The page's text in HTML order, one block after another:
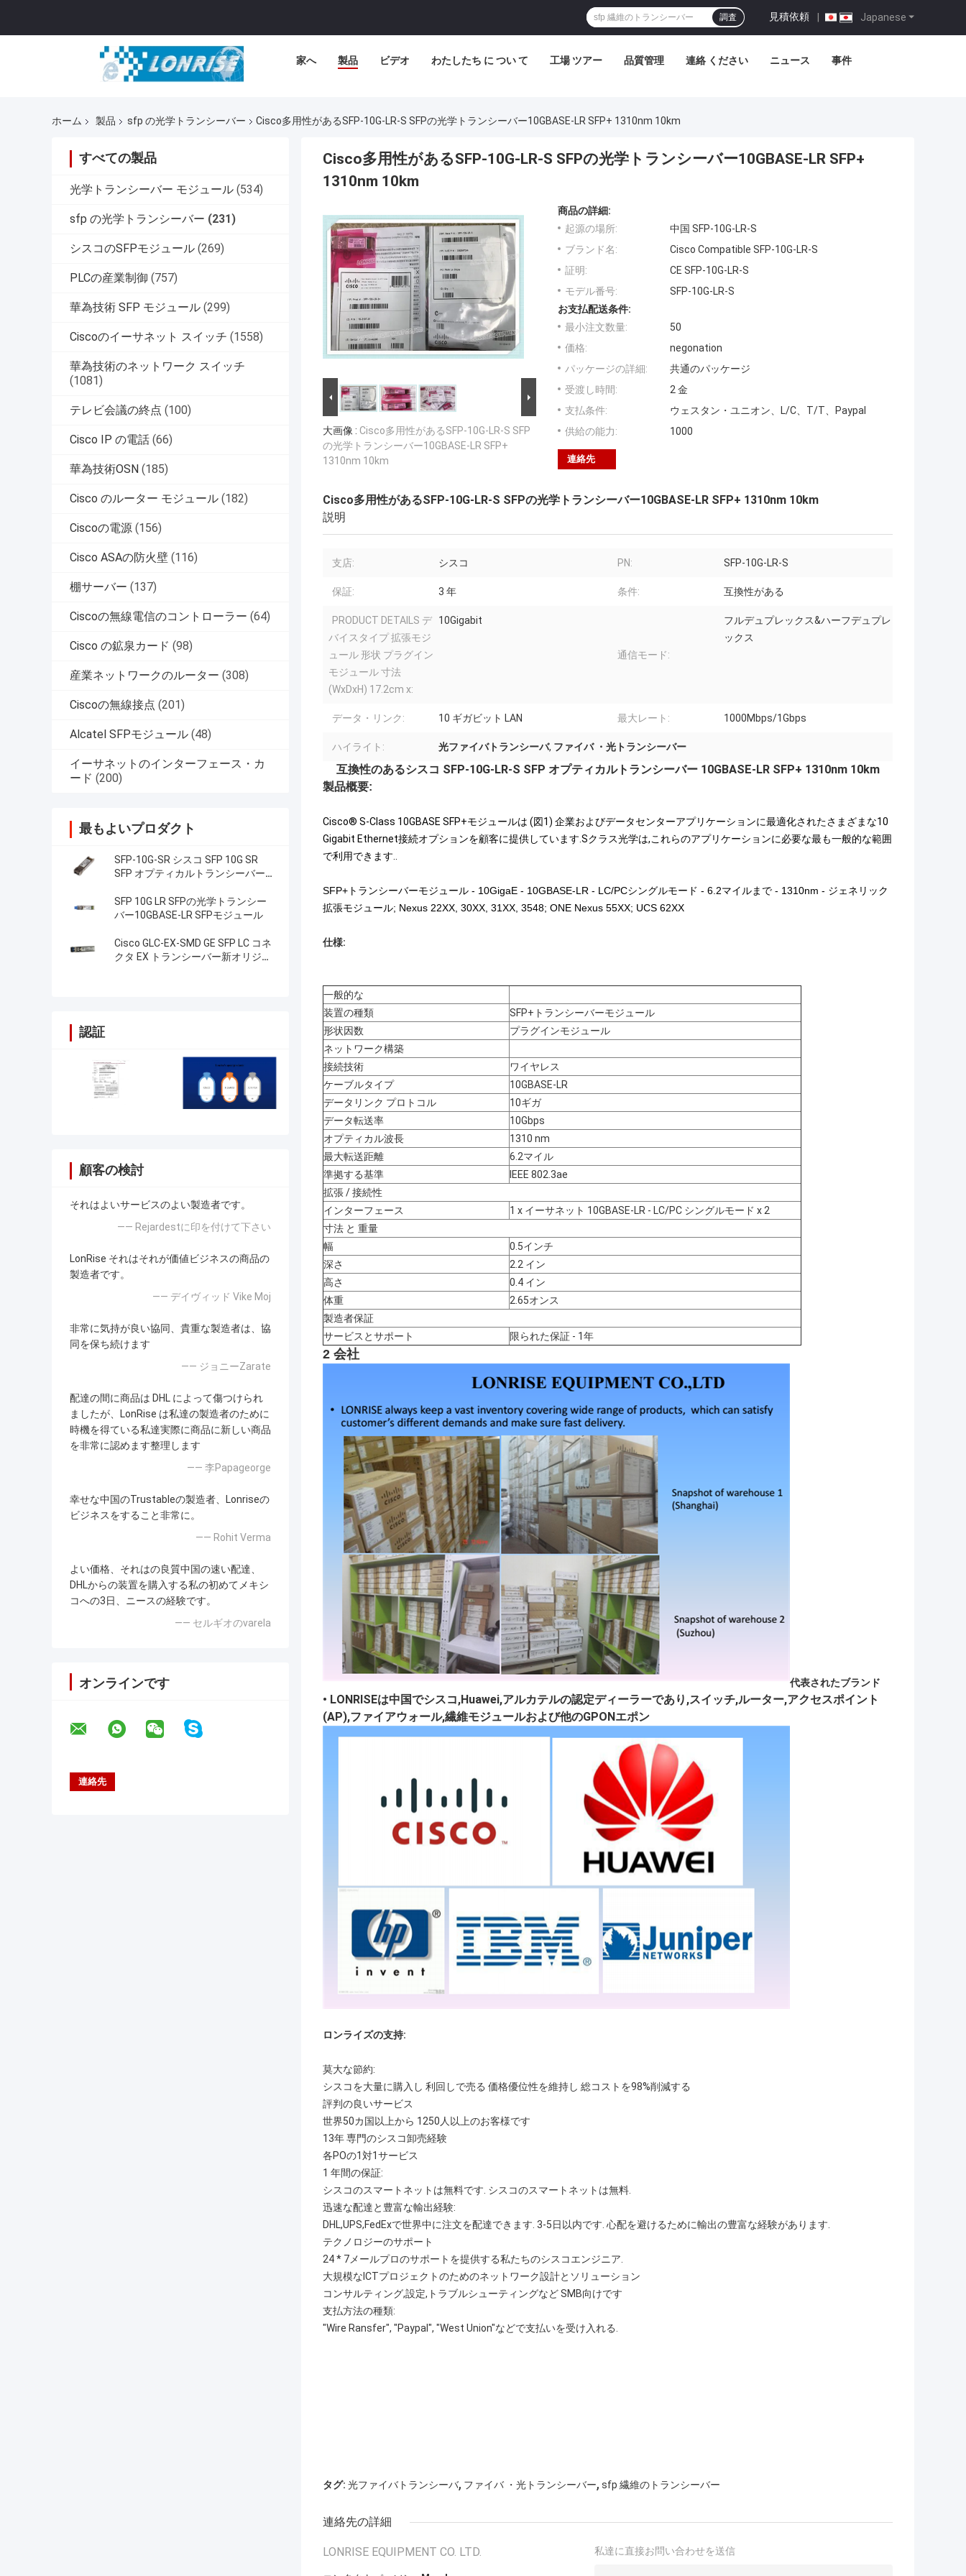
Japanese
見積依頼 |
調査
家へ 製品 ビデオ わたしたち に つい て 工場 ツアー 品質管理 連絡 ください ニュース 事件
ホーム 製品 sfp の光学トランシーバー Cisco多用性があるSFP-10G-LR-S SFPの光学トランシーバー10GBASE-LR SFP+ 1310nm 10km
すべての製品
光学トランシーバー モジュール (534)
sfp の光学トランシーバー (231)
シスコのSFPモジュール (269)
PLCの産業制御 (757)
華為技術 SFP モジュール (299)
Ciscoのイーサネット スイッチ (1558)
華為技術のネットワーク スイッチ
(1081)
テレビ会議の終点 (100)
Cisco IP の電話 (66)
華為技術OSN (185)
Cisco のルーター モジュール (182)
Ciscoの電源 (156)
Cisco ASAの防火壁 (116)
棚サーバー (137)
Ciscoの無線電信のコントローラー (64)
Cisco の鉱泉カード (98)
産業ネットワークのルーター (308)
Ciscoの無線接点 (201)
Alcatel SFPモジュール (48)
イーサネットのインターフェース・カ
ード (200)
最もよいプロダクト
SFP-10G-SR シスコ SFP 10G SR
SFP オプティカルトランシーバー
SFP 10G LR SFPの光学トランシー
バー10GBASE-LR SFPモジュール
Cisco GLC-EX-SMD GE SFP LC コネ
クタ EX トランシーバー新オリジナ
認証
顧客の検討
それはよいサービスのよい製造者です。
—— Rejardestに印を付けて下さい
LonRise それはそれが価値ビジネスの商品の
製造者です。
—— デイヴィッド Vike Moj
非常に気持が良い協同、貴重な製造者は、協
同を保ち続けます
—— ジョニーZarate
配達の間に商品は DHL によって傷つけられ
ましたが、LonRise は私達の製造者のために
時機を得ている私達実際に商品に新しい商品
を非常に認めます整理します
—— 李Papageorge
幸せな中国のTrustableの製造者、Lonriseの
ビジネスをすること非常に。
—— Rohit Verma
よい価格、それはの良質中国の速い配達、
DHLからの装置を購入する私の初めてメキシ
コへの3日、ニースの経験です。
—— セルギオのvarela
オンラインです
Cisco多用性があるSFP-10G-LR-S SFPの光学トランシーバー10GBASE-LR SFP+
1310nm 10km
大画像 : Cisco多用性があるSFP-10G-LR-S SFP
の光学トランシーバー10GBASE-LR SFP+
1310nm 10km
商品の詳細:
起源の場所:
中国 SFP-10G-LR-S
ブランド名:
Cisco Compatible SFP-10G-LR-S
証明:
CE SFP-10G-LR-S
モデル番号:
SFP-10G-LR-S
お支払配送条件:
最小注文数量:
50
価格:
negonation
パッケージの詳細:
共通のパッケージ
受渡し時間:
2 金
支払条件:
ウェスタン・ユニオン、L/C、T/T、Paypal
供給の能力:
1000
連絡先
Cisco多用性があるSFP-10G-LR-S SFPの光学トランシーバー10GBASE-LR SFP+ 1310nm 10km
説明
支店: シスコ PN: SFP-10G-LR-S
保証: 3 年 条件: 互換性がある
PRODUCT DETAILS デ
バイスタイプ 拡張モジ
ュール 形状 プラグイン
モジュール 寸法
(WxDxH) 17.2cm x:
10Gigabit
通信モード:
フルデュプレックス&ハーフデュプレ
ックス
データ・リンク: 10 ギガビット LAN 最大レート: 1000Mbps/1Gbps
ハイライト: 光ファイバトランシーバ, ファイバ ・光トランシーバー
互換性のあるシスコ SFP-10G-LR-S SFP オプティカルトランシーバー 10GBASE-LR SFP+ 1310nm 10km
製品概要:
Cisco® S-Class 10GBASE SFP+モジュールは (図1) 企業およびデータセンターアプリケーションに最適化されたさまざまな10
Gigabit Ethernet接続オプションを顧客に提供しています.Sクラス光学は,これらのアプリケーションに必要な最も一般的な範囲
で利用できます..
SFP+トランシーバーモジュール - 10GigaE - 10GBASE-LR - LC/PCシングルモード - 6.2マイルまで - 1310nm - ジェネリック
拡張モジュール; Nexus 22XX, 30XX, 31XX, 3548; ONE Nexus 55XX; UCS 62XX
仕様:
一般的な
装置の種類
SFP+トランシーバーモジュール
形状因数
プラグインモジュール
ネットワーク構築
接続技術
ワイヤレス
ケーブルタイプ
10GBASE-LR
データリンク プロトコル
10ギガ
データ転送率
10Gbps
オプティカル波長
1310 nm
最大転送距離
6.2マイル
準拠する基準
IEEE 802.3ae
拡張 / 接続性
インターフェース
1 x イーサネット 10GBASE-LR - LC/PC シングルモード x 2
寸法 と 重量
幅
0.5インチ
深さ
2.2 イン
高さ
0.4 イン
体重
2.65オンス
製造者保証
サービスとサポート
限られた保証 - 1年
2 会社
代表されたブランド
• LONRISEは中国でシスコ,Huawei,アルカテルの認定ディーラーであり,スイッチ,ルーター,アクセスポイント
(AP),ファイアウォール,繊維モジュールおよび他のGPONエポン
ロンライズの支持:
莫大な節約:
シスコを大量に購入し 利回しで売る 価格優位性を維持し 総コストを98%削減する
評判の良いサービス
世界50カ国以上から 1250人以上のお客様です
13年 専門のシスコ卸売経験
各POの1対1サービス
1 年間の保証:
シスコのスマートネットは無料です. シスコのスマートネットは無料.
迅速な配達と豊富な輸出経験:
DHL,UPS,FedExで世界中に注文を配達できます. 3-5日以内です. 心配を避けるために輸出の豊富な経験があります.
テクノロジーのサポート
24 * 7メールプロのサポートを提供する私たちのシスコエンジニア.
大規模なICTプロジェクトのためのネットワーク設計とソリューション
コンサルティング,設定,トラブルシューティングなど SMB向けです
支払方法の種類:
"Wire Ransfer", "Paypal", "West Union"などで支払いを受け入れる.
タグ: 光ファイバトランシーバ, ファイバ ・光トランシーバー, sfp 繊維のトランシーバー
連絡先の詳細
LONRISE EQUIPMENT CO. LTD. 私達に直接お問い合わせを送信